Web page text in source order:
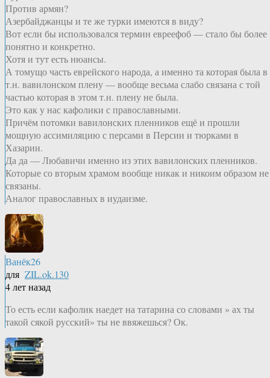
Против армян?
Азербайджанцы и те же турки имеются в виду?
Вот если бы использовался термин евреефоб — стало бы более
понятно и конкретно.
Хотя и тут есть нюансы.
А томущо часть еврейского народа, а именно та которая была в
т.н. вавилонском плену — вообще весьма слабо связана с той
частью которая в этом т.н. плену не была.
Это как у нас кафолики с православными.
Причём потомки вавилонских пленников ещё и прошли
мощную ассимиляцию с персами в Персии и тюрками в
Хазарии.
Да да — Любавичи именно из этих вавилонских пленников.
Которые со вторым храмом вообще никак и никоим образом не
связаны.
Аналог православных в иудаизме.
Ванёк26
для ZIL.ok.130
4 лет назад
То есть если кафолик наедет на татарина со словами » ах ты
такой сякой русский» ты не ввяжешься? Ок.